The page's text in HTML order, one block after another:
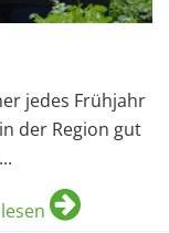
jedes Frühjahr
der Region gut